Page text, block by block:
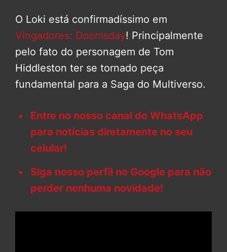
O Loki está confirmadíssimo em
Vingadores: Doomsday! Principalmente
pelo fato do personagem de Tom
Hiddleston ter se tornado peça
fundamental para a Saga do Multiverso.
Entre no nosso canal do WhatsApp
para notícias diretamente no seu
celular!
Siga nosso perfil no Google para não
perder nenhuma novidade!